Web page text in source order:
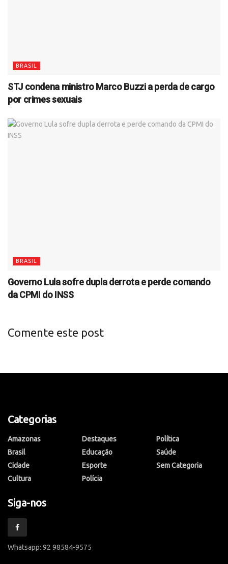
BRASIL
STJ condena ministro Marco Buzzi a perda de cargo
por crimes sexuais
BRASIL
Governo Lula sofre dupla derrota e perde comando
da CPMI do INSS
Comente este post
Categorias
Amazonas
Brasil
Cidade
Cultura
Destaques
Educação
Esporte
Polícia
Política
Saúde
Sem Categoria
Siga-nos
Whatsapp: 92 98584-9575